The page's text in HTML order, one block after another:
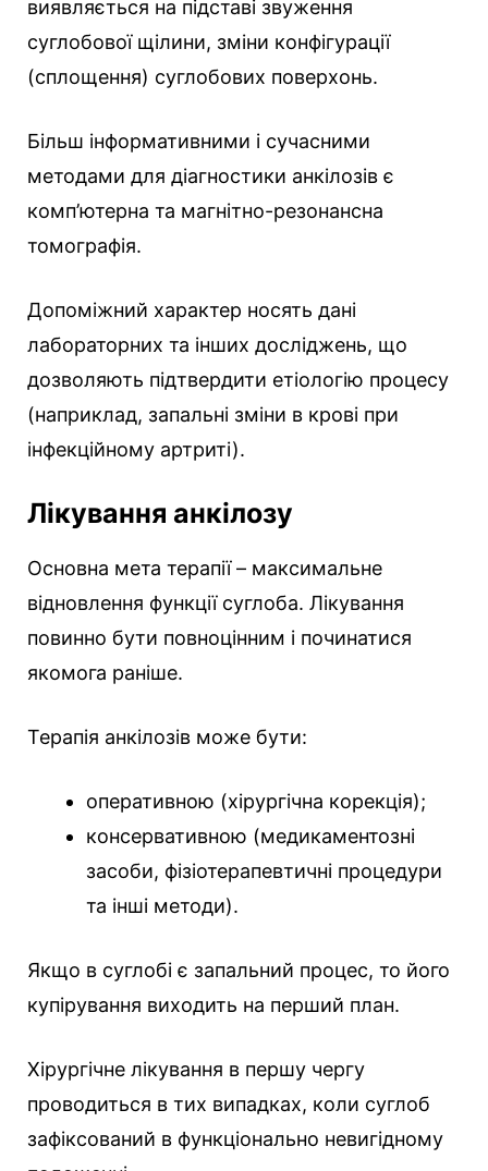
виявляється на підставі звуження
суглобової щілини, зміни конфігурації
(сплощення) суглобових поверхонь.
Більш інформативними і сучасними
методами для діагностики анкілозів є
комп’ютерна та магнітно-резонансна
томографія.
Допоміжний характер носять дані
лабораторних та інших досліджень, що
дозволяють підтвердити етіологію процесу
(наприклад, запальні зміни в крові при
інфекційному артриті).
Лікування анкілозу
Основна мета терапії – максимальне
відновлення функції суглоба. Лікування
повинно бути повноцінним і починатися
якомога раніше.
Терапія анкілозів може бути:
оперативною (хірургічна корекція);
консервативною (медикаментозні
засоби, фізіотерапевтичні процедури
та інші методи).
Якщо в суглобі є запальний процес, то його
купірування виходить на перший план.
Хірургічне лікування в першу чергу
проводиться в тих випадках, коли суглоб
зафіксований в функціонально невигідному